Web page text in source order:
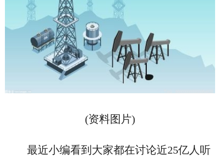
(资料图片)
最近小编看到大家都在讨论近25亿人听